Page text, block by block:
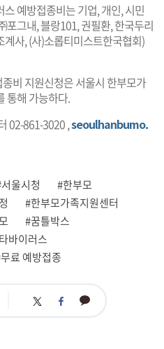
예방접종비는 기업, 개인, 시민
포그내, 블랑101, 권필환, 한국두리
사, (사)소롭티미스트한국협회)
비 지원신청은 서울시 한부모가
통해 가능하다.
02-861-3020 ,seoulhanbumo.
울시청
#한부모
#한부모가족지원센터
#꿈틀박스
바이러스
료 예방접종
트 페 카